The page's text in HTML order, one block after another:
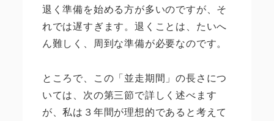
退く準備を始める方が多いのですが、そ
れでは遅すぎます。退くことは、たいへ
ん難しく、周到な準備が必要なのです。
ところで、この「並走期間」の長さにつ
いては、次の第三節で詳しく述べます
が、私は３年間が理想的であると考えて